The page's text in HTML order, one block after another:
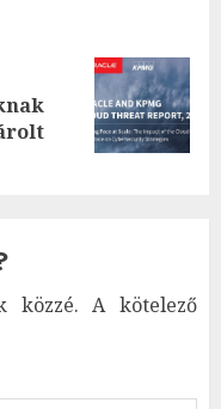
közzé. A kötelező